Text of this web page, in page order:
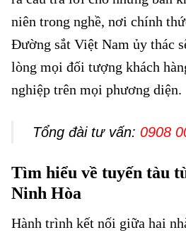
niên trong nghề, nơi chính
Đường sắt Việt Nam ủy thác
lòng mọi đối tượng khách
nghiệp trên mọi phương diện.
Tổng đài tư vấn: 0908
Tìm hiểu về tuyến tàu
Ninh Hòa
Hành trình kết nối giữa hai